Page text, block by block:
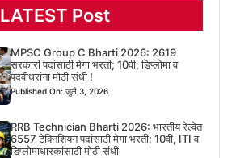
LATEST Post
MPSC Group C Bharti 2026: 2619
सरकारी पदांसाठी मेगा भरती; 10वी, डिप्लोमा व
पदवीधरांना मोठी संधी !
Published On: जुलै 3, 2026
RRB Technician Bharti 2026: भारतीय रेल्वेत
6557 टेक्निशियन पदांसाठी मेगा भरती; 10वी, ITI व
डिप्लोमाधारकांसाठी मोठी संधी